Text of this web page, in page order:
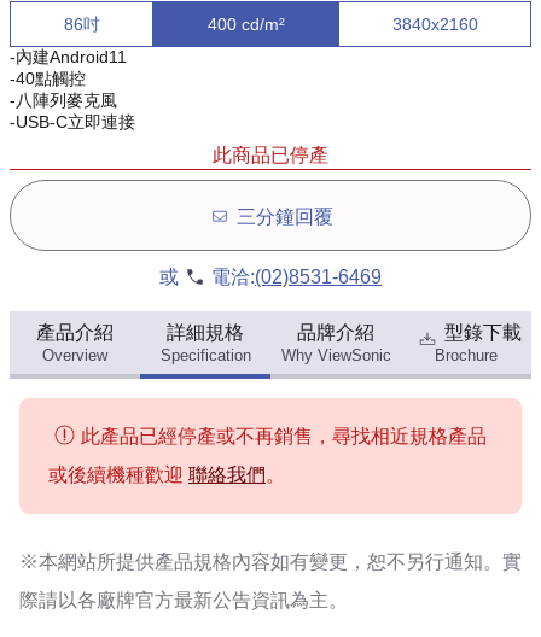
86吋 400 cd/m²
3840x2160
-內建Android11
-40點觸控
-八陣列麥克風
-USB-C立即連接
此商品已停產
三分鐘回覆
或 電洽:(02)8531-6469
產品介紹
Overview
詳細規格
Specification
品牌介紹
Why ViewSonic
型錄下載
Brochure
此產品已經停產或不再銷售，尋找相近規格產品
或後續機種歡迎 聯絡我們 。
※本網站所提供產品規格內容如有變更，恕不另行通知。實
際請以各廠牌官方最新公告資訊為主。